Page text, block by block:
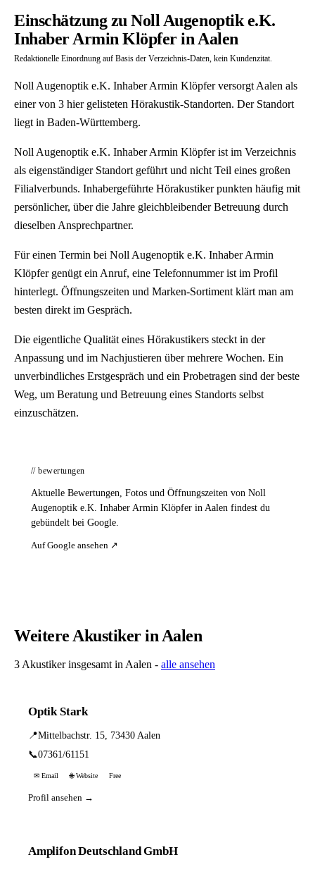
Einschätzung zu Noll Augenoptik e.K.
Inhaber Armin Klöpfer in Aalen
Redaktionelle Einordnung auf Basis der Verzeichnis-Daten, kein Kundenzitat.
Noll Augenoptik e.K. Inhaber Armin Klöpfer versorgt Aalen als
einer von 3 hier gelisteten Hörakustik-Standorten. Der Standort
liegt in Baden-Württemberg.
Noll Augenoptik e.K. Inhaber Armin Klöpfer ist im Verzeichnis
als eigenständiger Standort geführt und nicht Teil eines großen
Filialverbunds. Inhabergeführte Hörakustiker punkten häufig mit
persönlicher, über die Jahre gleichbleibender Betreuung durch
dieselben Ansprechpartner.
Für einen Termin bei Noll Augenoptik e.K. Inhaber Armin
Klöpfer genügt ein Anruf, eine Telefonnummer ist im Profil
hinterlegt. Öffnungszeiten und Marken-Sortiment klärt man am
besten direkt im Gespräch.
Die eigentliche Qualität eines Hörakustikers steckt in der
Anpassung und im Nachjustieren über mehrere Wochen. Ein
unverbindliches Erstgespräch und ein Probetragen sind der beste
Weg, um Beratung und Betreuung eines Standorts selbst
einzuschätzen.
// bewertungen
Aktuelle Bewertungen, Fotos und Öffnungszeiten von Noll
Augenoptik e.K. Inhaber Armin Klöpfer in Aalen findest du
gebündelt bei Google.
Auf Google ansehen ↗
Weitere Akustiker in Aalen
3 Akustiker insgesamt in Aalen - alle ansehen
Optik Stark
📍Mittelbachstr. 15, 73430 Aalen
📞07361/61151
✉ Email 🌐 Website Free
Profil ansehen →
Amplifon Deutschland GmbH